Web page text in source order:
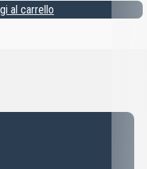
al carrello